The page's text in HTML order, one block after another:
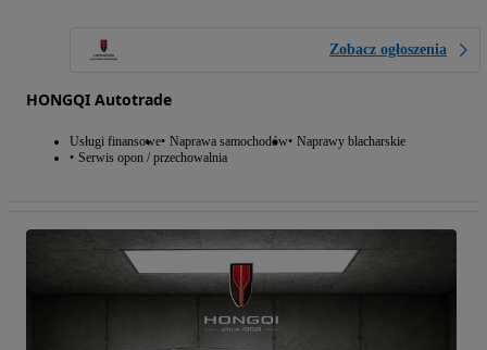
Zobacz ogłoszenia
HONGQI Autotrade
Usługi finansowe Naprawa samochodów Naprawy blacharskie
Serwis opon / przechowalnia